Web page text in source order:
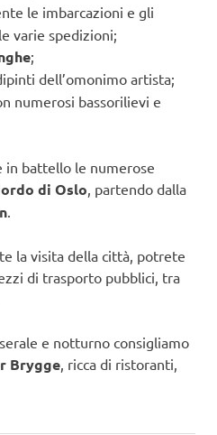
le imbarcazioni e gli
varie spedizioni;
;
dell’omonimo artista;
numerosi bassorilievi e
in battello le numerose
di Oslo , partendo dalla
la visita della città, potrete
di trasporto pubblici, tra
e notturno consigliamo
Brygge , ricca di ristoranti,